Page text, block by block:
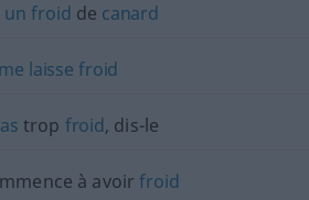
un froid de canard
me laisse froid
as trop froid, dis-le
à avoirfroid